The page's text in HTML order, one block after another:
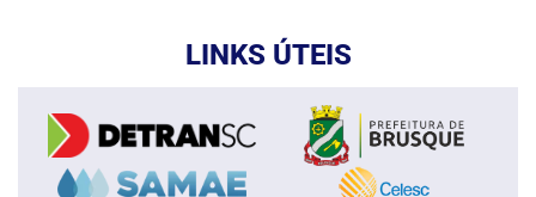
LINKS ÚTEIS